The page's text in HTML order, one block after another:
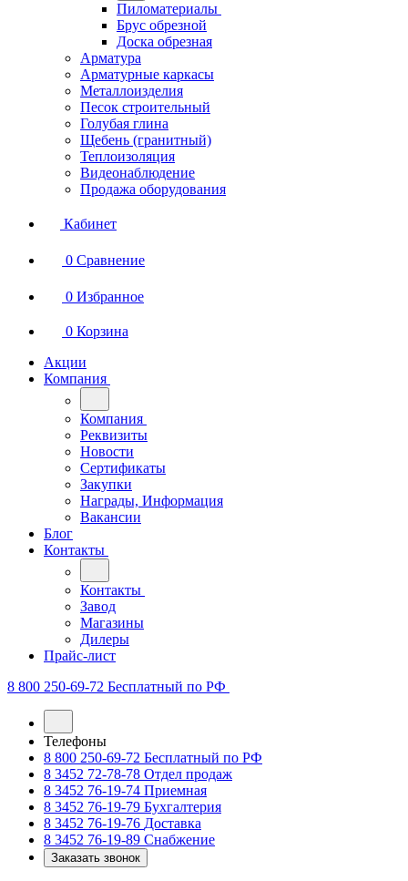
Пиломатериалы
Брус обрезной
Доска обрезная
Арматура
Арматурные каркасы
Металлоизделия
Песок строительный
Голубая глина
Щебень (гранитный)
Теплоизоляция
Видеонаблюдение
Продажа оборудования
Кабинет
0 Сравнение
0 Избранное
0 Корзина
Акции
Компания
Компания
Реквизиты
Новости
Сертификаты
Закупки
Награды, Информация
Вакансии
Блог
Контакты
Контакты
Завод
Магазины
Дилеры
Прайс-лист
8 800 250-69-72 Бесплатный по РФ
Телефоны
8 800 250-69-72 Бесплатный по РФ
8 3452 72-78-78 Отдел продаж
8 3452 76-19-74 Приемная
8 3452 76-19-79 Бухгалтерия
8 3452 76-19-76 Доставка
8 3452 76-19-89 Снабжение
Заказать звонок